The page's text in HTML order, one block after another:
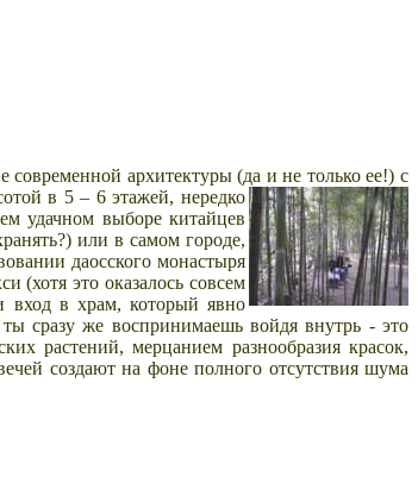
современной архитектуры (да и не только ее!) с
в 5 – 6 этажей, нередко
удачном выборе китайцев
или в самом городе,
даосского монастыря
(хотя это оказалось совсем
вход в храм, который явно
сразу же воспринимаешь войдя внутрь - это
растений, мерцанием разнообразия красок,
создают на фоне полного отсутствия шума